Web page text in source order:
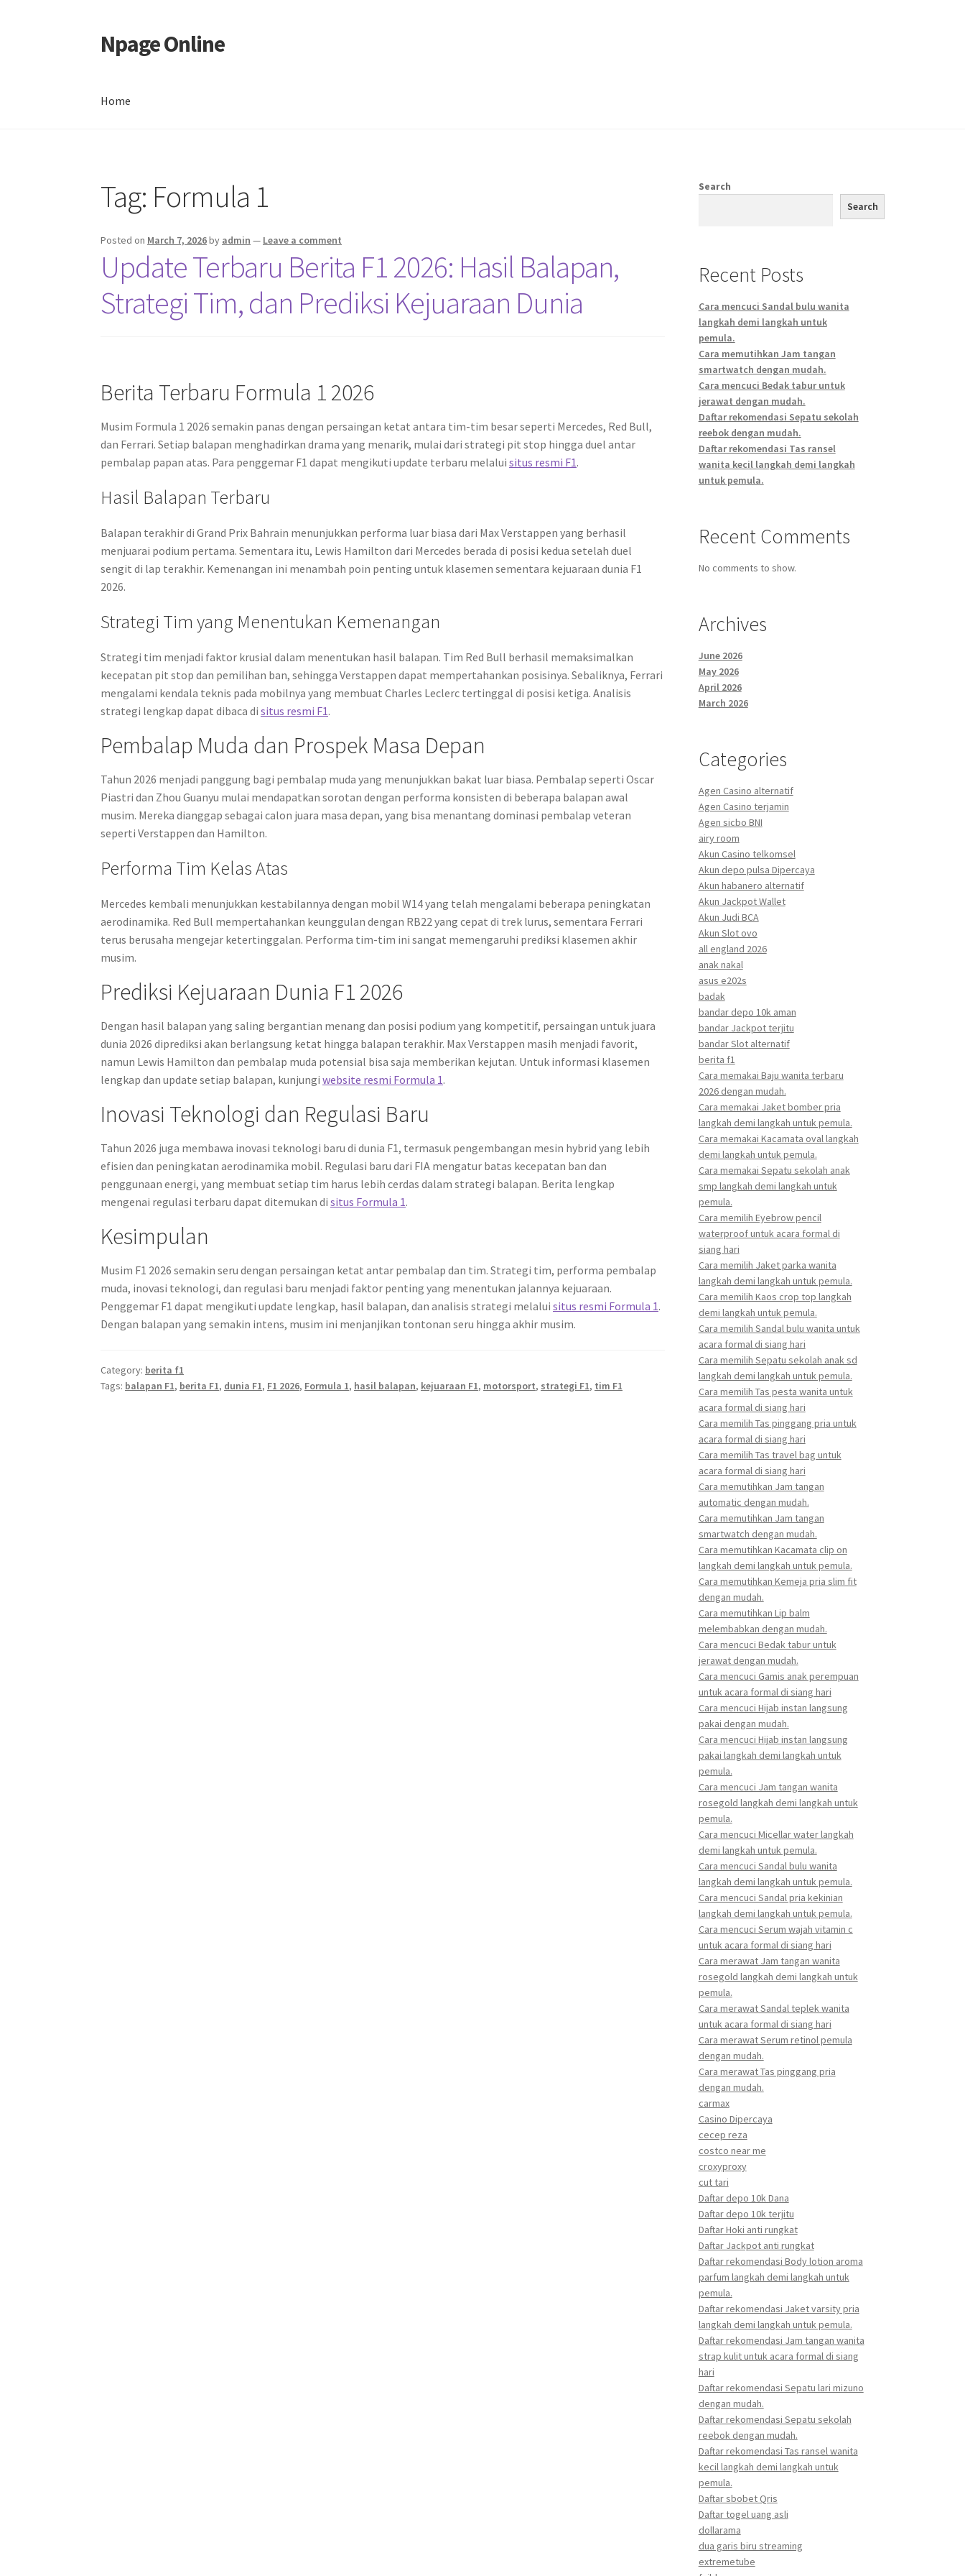
Skip
to
Skip
to
Npage Online
Home
Tag: Formula 1
Posted on March 7, 2026by admin — Leave a comment
Update Terbaru Berita F1 2026: Hasil Balapan,
Strategi Tim, dan Prediksi Kejuaraan Dunia
Berita Terbaru Formula 1 2026
Musim Formula 1 2026 semakin panas dengan persaingan ketat antara tim-tim besar seperti Mercedes, Red Bull,
dan Ferrari. Setiap balapan menghadirkan drama yang menarik, mulai dari strategi pit stop hingga duel antar
pembalap papan atas. Para penggemar F1 dapat mengikuti update terbaru melaluisitus resmi F1.
Hasil Balapan Terbaru
Balapan terakhir di Grand Prix Bahrain menunjukkan performa luar biasa dari Max Verstappen yang berhasil
menjuarai podium pertama. Sementara itu, Lewis Hamilton dari Mercedes berada di posisi kedua setelah duel
sengit di lap terakhir. Kemenangan ini menambah poin penting untuk klasemen sementara kejuaraan dunia F1
2026.
Strategi Tim yang Menentukan Kemenangan
Strategi tim menjadi faktor krusial dalam menentukan hasil balapan. Tim Red Bull berhasil memaksimalkan
kecepatan pit stop dan pemilihan ban, sehingga Verstappen dapat mempertahankan posisinya. Sebaliknya, Ferrari
mengalami kendala teknis pada mobilnya yang membuat Charles Leclerc tertinggal di posisi ketiga. Analisis
strategi lengkap dapat dibaca disitus resmi F1.
Pembalap Muda dan Prospek Masa Depan
Tahun 2026 menjadi panggung bagi pembalap muda yang menunjukkan bakat luar biasa. Pembalap seperti Oscar
Piastri dan Zhou Guanyu mulai mendapatkan sorotan dengan performa konsisten di beberapa balapan awal
musim. Mereka dianggap sebagai calon juara masa depan, yang bisa menantang dominasi pembalap veteran
seperti Verstappen dan Hamilton.
Performa Tim Kelas Atas
Mercedes kembali menunjukkan kestabilannya dengan mobil W14 yang telah mengalami beberapa peningkatan
aerodinamika. Red Bull mempertahankan keunggulan dengan RB22 yang cepat di trek lurus, sementara Ferrari
terus berusaha mengejar ketertinggalan. Performa tim-tim ini sangat memengaruhi prediksi klasemen akhir
musim.
Prediksi Kejuaraan Dunia F1 2026
Dengan hasil balapan yang saling bergantian menang dan posisi podium yang kompetitif, persaingan untuk juara
dunia 2026 diprediksi akan berlangsung ketat hingga balapan terakhir. Max Verstappen masih menjadi favorit,
namun Lewis Hamilton dan pembalap muda potensial bisa saja memberikan kejutan. Untuk informasi klasemen
lengkap dan update setiap balapan, kunjungiwebsite resmi Formula 1.
Inovasi Teknologi dan Regulasi Baru
Tahun 2026 juga membawa inovasi teknologi baru di dunia F1, termasuk pengembangan mesin hybrid yang lebih
efisien dan peningkatan aerodinamika mobil. Regulasi baru dari FIA mengatur batas kecepatan ban dan
penggunaan energi, yang membuat setiap tim harus lebih cerdas dalam strategi balapan. Berita lengkap
mengenai regulasi terbaru dapat ditemukan disitus Formula 1.
Kesimpulan
Musim F1 2026 semakin seru dengan persaingan ketat antar pembalap dan tim. Strategi tim, performa pembalap
muda, inovasi teknologi, dan regulasi baru menjadi faktor penting yang menentukan jalannya kejuaraan.
Penggemar F1 dapat mengikuti update lengkap, hasil balapan, dan analisis strategi melaluisitus resmi Formula 1.
Dengan balapan yang semakin intens, musim ini menjanjikan tontonan seru hingga akhir musim.
Category: berita f1
Tags: balapan F1, berita F1, dunia F1, F1 2026, Formula 1, hasil balapan, kejuaraan F1, motorsport, strategi F1, tim F1
Search
Search
Recent Posts
Cara mencuci Sandal bulu wanita
langkah demi langkah untuk
pemula.
Cara memutihkan Jam tangan
smartwatch dengan mudah.
Cara mencuci Bedak tabur untuk
jerawat dengan mudah.
Daftar rekomendasi Sepatu sekolah
reebok dengan mudah.
Daftar rekomendasi Tas ransel
wanita kecil langkah demi langkah
untuk pemula.
Recent Comments
No comments to show.
Archives
June 2026
May 2026
April 2026
March 2026
Categories
Agen Casino alternatif
Agen Casino terjamin
Agen sicbo BNI
airy room
Akun Casino telkomsel
Akun depo pulsa Dipercaya
Akun habanero alternatif
Akun Jackpot Wallet
Akun Judi BCA
Akun Slot ovo
all england 2026
anak nakal
asus e202s
badak
bandar depo 10k aman
bandar Jackpot terjitu
bandar Slot alternatif
berita f1
Cara memakai Baju wanita terbaru
2026 dengan mudah.
Cara memakai Jaket bomber pria
langkah demi langkah untuk pemula.
Cara memakai Kacamata oval langkah
demi langkah untuk pemula.
Cara memakai Sepatu sekolah anak
smp langkah demi langkah untuk
pemula.
Cara memilih Eyebrow pencil
waterproof untuk acara formal di
siang hari
Cara memilih Jaket parka wanita
langkah demi langkah untuk pemula.
Cara memilih Kaos crop top langkah
demi langkah untuk pemula.
Cara memilih Sandal bulu wanita untuk
acara formal di siang hari
Cara memilih Sepatu sekolah anak sd
langkah demi langkah untuk pemula.
Cara memilih Tas pesta wanita untuk
acara formal di siang hari
Cara memilih Tas pinggang pria untuk
acara formal di siang hari
Cara memilih Tas travel bag untuk
acara formal di siang hari
Cara memutihkan Jam tangan
automatic dengan mudah.
Cara memutihkan Jam tangan
smartwatch dengan mudah.
Cara memutihkan Kacamata clip on
langkah demi langkah untuk pemula.
Cara memutihkan Kemeja pria slim fit
dengan mudah.
Cara memutihkan Lip balm
melembabkan dengan mudah.
Cara mencuci Bedak tabur untuk
jerawat dengan mudah.
Cara mencuci Gamis anak perempuan
untuk acara formal di siang hari
Cara mencuci Hijab instan langsung
pakai dengan mudah.
Cara mencuci Hijab instan langsung
pakai langkah demi langkah untuk
pemula.
Cara mencuci Jam tangan wanita
rosegold langkah demi langkah untuk
pemula.
Cara mencuci Micellar water langkah
demi langkah untuk pemula.
Cara mencuci Sandal bulu wanita
langkah demi langkah untuk pemula.
Cara mencuci Sandal pria kekinian
langkah demi langkah untuk pemula.
Cara mencuci Serum wajah vitamin c
untuk acara formal di siang hari
Cara merawat Jam tangan wanita
rosegold langkah demi langkah untuk
pemula.
Cara merawat Sandal teplek wanita
untuk acara formal di siang hari
Cara merawat Serum retinol pemula
dengan mudah.
Cara merawat Tas pinggang pria
dengan mudah.
carmax
Casino Dipercaya
cecep reza
costco near me
croxyproxy
cut tari
Daftar depo 10k Dana
Daftar depo 10k terjitu
Daftar Hoki anti rungkat
Daftar Jackpot anti rungkat
Daftar rekomendasi Body lotion aroma
parfum langkah demi langkah untuk
pemula.
Daftar rekomendasi Jaket varsity pria
langkah demi langkah untuk pemula.
Daftar rekomendasi Jam tangan wanita
strap kulit untuk acara formal di siang
hari
Daftar rekomendasi Sepatu lari mizuno
dengan mudah.
Daftar rekomendasi Sepatu sekolah
reebok dengan mudah.
Daftar rekomendasi Tas ransel wanita
kecil langkah demi langkah untuk
pemula.
Daftar sbobet Qris
Daftar togel uang asli
dollarama
dua garis biru streaming
extremetube